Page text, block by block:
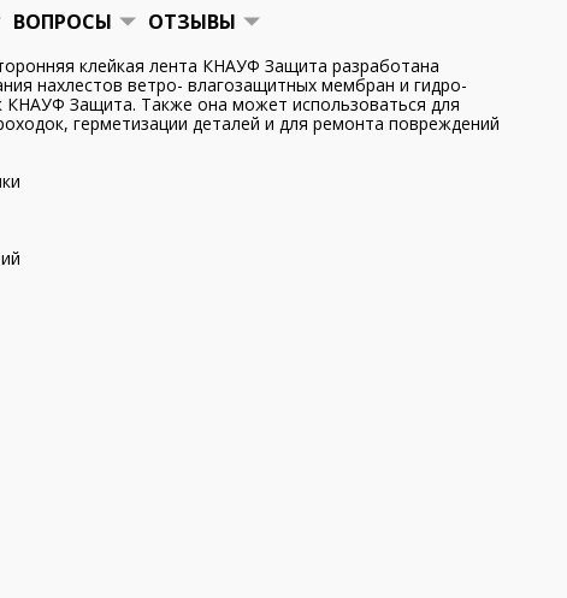
ВОПРОСЫ ОТЗЫВЫ
клейкая лента КНАУФ Защита разработана
нахлестов ветро- влагозащитных мембран и гидро-
КНАУФ Защита. Также она может использоваться для
герметизации деталей и для ремонта повреждений